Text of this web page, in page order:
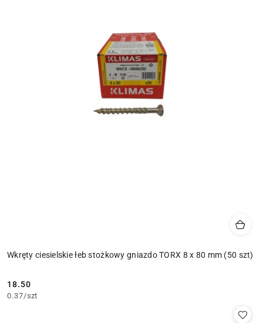
Wkręty ciesielskie łeb stożkowy gniazdo TORX 8 x 80 mm (50 szt)
Cena:
18.50
0.37/szt